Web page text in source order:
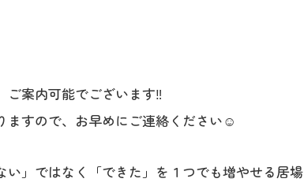
案内可能でございます‼️
ますので、お早めにご連絡ください☺️
」ではなく「できた」を１つでも増やせる居場